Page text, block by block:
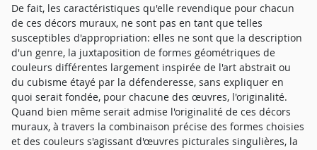
De fait, les caractéristiques qu'elle revendique pour chacun
de ces décors muraux, ne sont pas en tant que telles
susceptibles d'appropriation: elles ne sont que la description
d'un genre, la juxtaposition de formes géométriques de
couleurs différentes largement inspirée de l'art abstrait ou
du cubisme étayé par la défenderesse, sans expliquer en
quoi serait fondée, pour chacune des œuvres, l'originalité.
Quand bien même serait admise l'originalité de ces décors
muraux, à travers la combinaison précise des formes choisies
et des couleurs s'agissant d'œuvres picturales singulières, la